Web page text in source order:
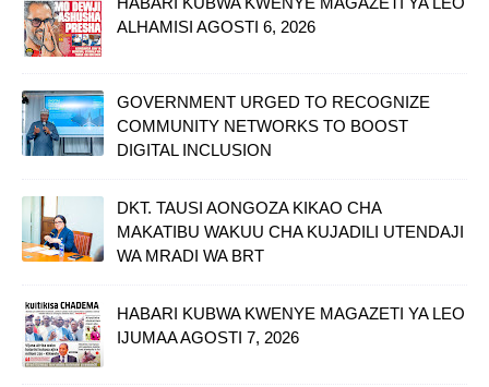
ALHAMISI AGOSTI 6, 2026
GOVERNMENT URGED TO RECOGNIZE
COMMUNITY NETWORKS TO BOOST
DIGITAL INCLUSION
DKT. TAUSI AONGOZA KIKAO CHA
MAKATIBU WAKUU CHA KUJADILI UTENDAJI
WA MRADI WA BRT
HABARI KUBWA KWENYE MAGAZETI YA LEO
IJUMAA AGOSTI 7, 2026